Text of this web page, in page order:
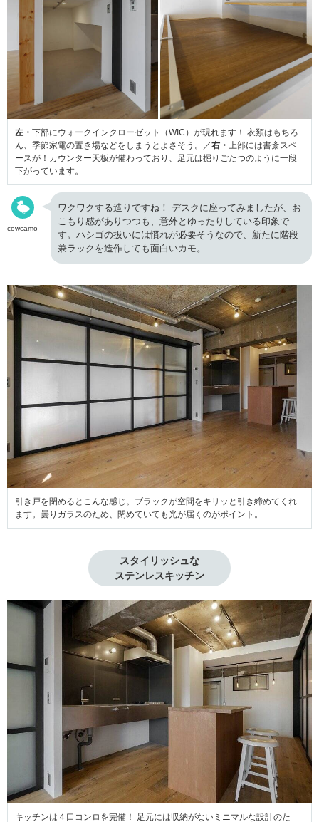
左・ 下部にウォークインクローゼット（WIC）が現れます！ 衣類はもちろ
ん、季節家電の置き場などをしまうとよさそう。／右・ 上部には書斎スペ
ースが！カウンター天板が備わっており、足元は掘りごたつのように一段
下がっています。
cowcamo
ワクワクする造りですね！ デスクに座ってみましたが、お
こもり感がありつつも、意外とゆったりしている印象で
す。ハシゴの扱いには慣れが必要そうなので、新たに階段
兼ラックを造作しても面白いカモ。
引き戸を閉めるとこんな感じ。ブラックが空間をキリッと引き締めてくれ
ます。曇りガラスのため、閉めていても光が届くのがポイント。
スタイリッシュな
ステンレスキッチン
キッチンは４口コンロを完備！ 足元には収納がないミニマルな設計のた